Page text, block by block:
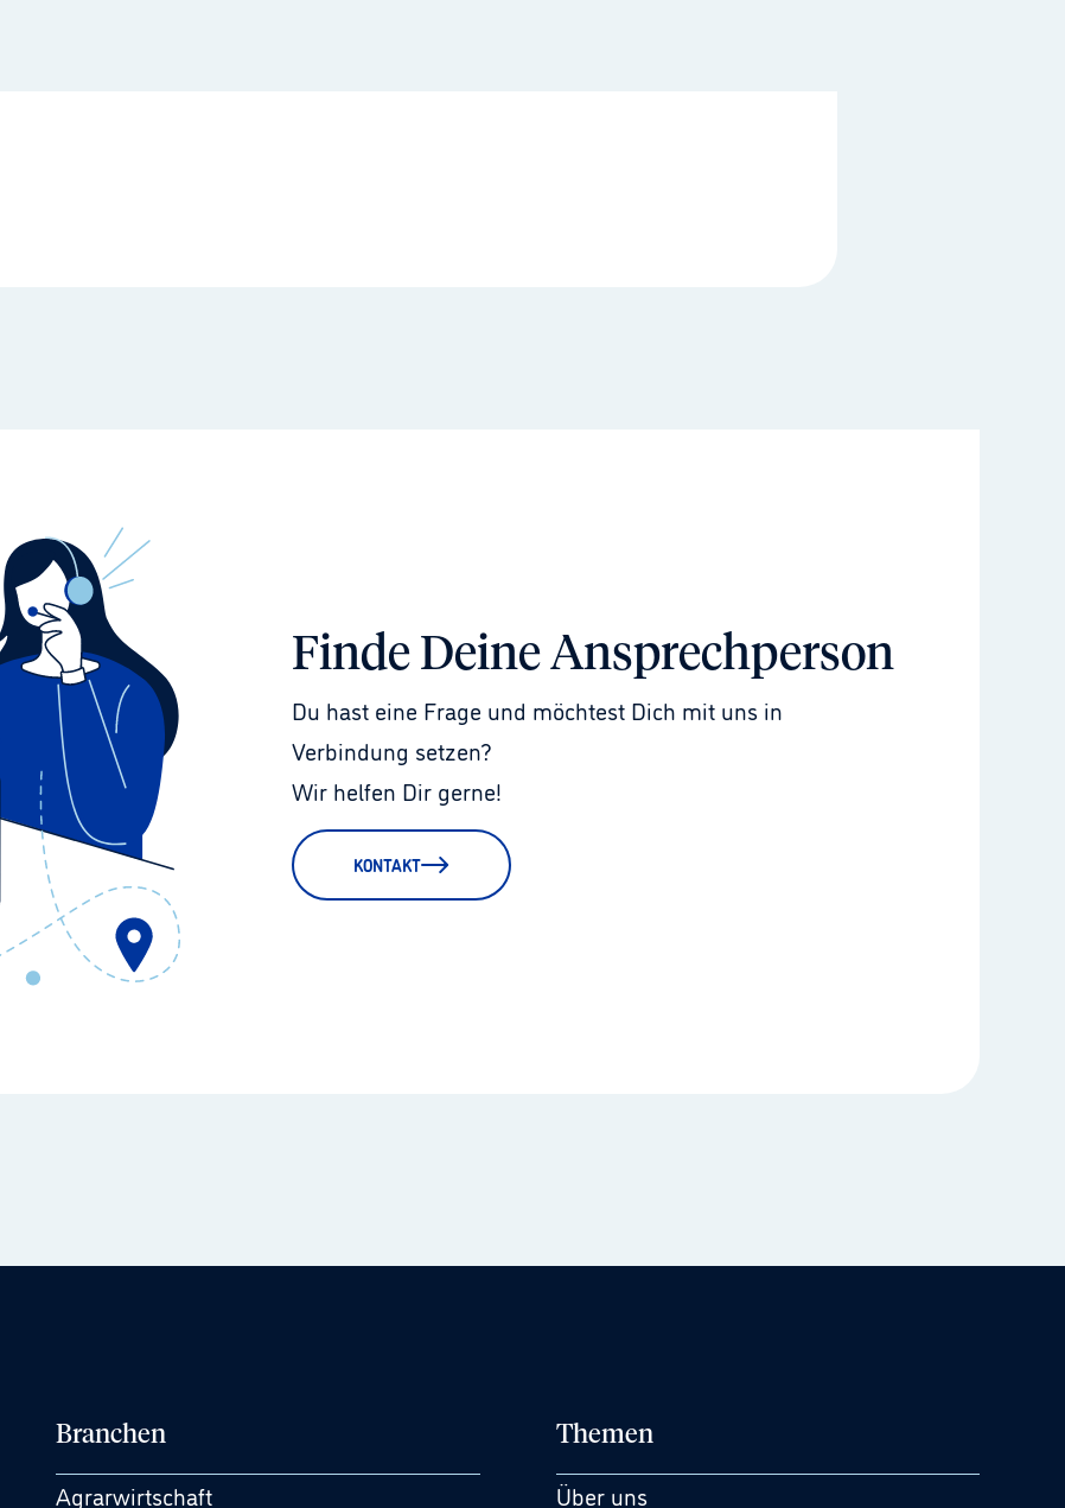
Finde Deine Ansprechperson
Du hast eine Frage und möchtest Dich mit uns in
Verbindung setzen?
Wir helfen Dir gerne!
KONTAKT
Branchen
Agrarwirtschaft
Themen
Über uns